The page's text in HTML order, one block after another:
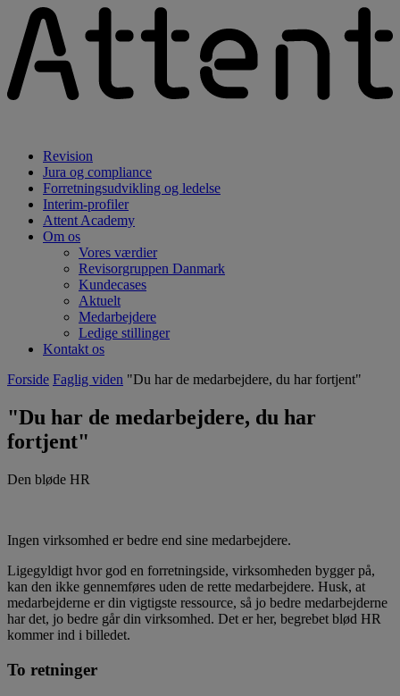
Revision
Jura og compliance
Forretningsudvikling og ledelse
Interim-profiler
Attent Academy
Om os
Vores værdier
Revisorgruppen Danmark
Kundecases
Aktuelt
Medarbejdere
Ledige stillinger
Kontakt os
Forside Faglig viden "Du har de medarbejdere, du har fortjent"
"Du har de medarbejdere, du har
fortjent"
Den bløde HR
Ingen virksomhed er bedre end sine medarbejdere.
Ligegyldigt hvor god en forretningside, virksomheden bygger på,
kan den ikke gennemføres uden de rette medarbejdere. Husk, at
medarbejderne er din vigtigste ressource, så jo bedre medarbejderne
har det, jo bedre går din virksomhed. Det er her, begrebet blød HR
kommer ind i billedet.
To retninger